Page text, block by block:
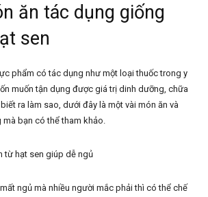
ăn tác dụng giống
sen
phẩm có tác dụng như một loại thuốc trong y
muốn tận dụng được giá trị dinh dưỡng, chữa
ra làm sao, dưới đây là một vài món ăn và
bạn có thể tham khảo.
từ hạt sen giúp dễ ngủ
ngủ mà nhiều người mắc phải thì có thể chế